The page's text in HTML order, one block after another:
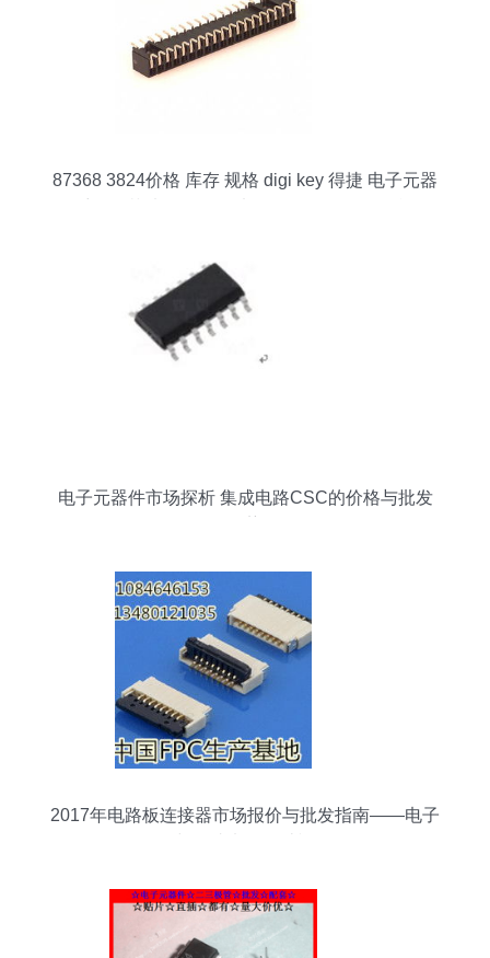
87368 3824价格 库存 规格 digi key 得捷 电子元器
电子元器件市场探析 集成电路CSC的价格与批发
2017年电路板连接器市场报价与批发指南——电子